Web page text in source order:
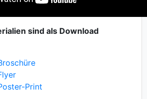
sind als Download
Print